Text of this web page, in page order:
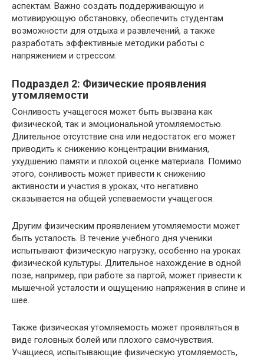
аспектам. Важно создать поддерживающую и
мотивирующую обстановку, обеспечить студентам
возможности для отдыха и развлечений, а также
разработать эффективные методики работы с
напряжением и стрессом.
Подраздел 2: Физические проявления
утомляемости
Сонливость учащегося может быть вызвана как
физической, так и эмоциональной утомляемостью.
Длительное отсутствие сна или недостаток его может
приводить к снижению концентрации внимания,
ухудшению памяти и плохой оценке материала. Помимо
этого, сонливость может привести к снижению
активности и участия в уроках, что негативно
сказывается на общей успеваемости учащегося.
Другим физическим проявлением утомляемости может
быть усталость. В течение учебного дня ученики
испытывают физическую нагрузку, особенно на уроках
физической культуры. Длительное нахождение в одной
позе, например, при работе за партой, может привести к
мышечной усталости и ощущению напряжения в спине и
шее.
Также физическая утомляемость может проявляться в
виде головных болей или плохого самочувствия.
Учащиеся, испытывающие физическую утомляемость,